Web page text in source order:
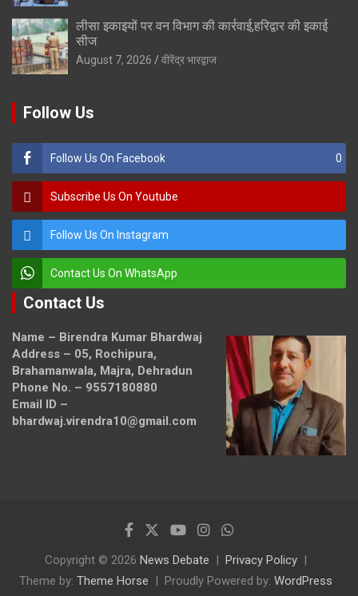
लीसा इकाइयों पर वन विभाग की कार्रवाई,हरिद्वार की इकाई
सीज
August 7, 2026 वीरेंद्र भारद्वाज
Follow Us
Follow Us On Facebook 0
Subscribe Us On Youtube
Follow Us On Instagram
Contact Us On WhatsApp
Contact Us
Name – Birendra Kumar Bhardwaj
Address – 05, Rochipura,
Brahamanwala, Majra, Dehradun
Phone No. – 9557180880
Email ID –
bhardwaj.virendra10@gmail.com
Copyright © 2026 News Debate
Privacy Policy
Theme by: Theme Horse Proudly Powered by: WordPress